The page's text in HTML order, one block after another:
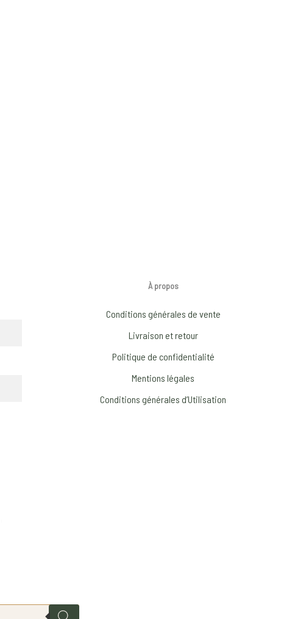
À propos
Conditions générales de vente
Livraison et retour
Politique de confidentialité
Mentions légales
Conditions générales d’Utilisation